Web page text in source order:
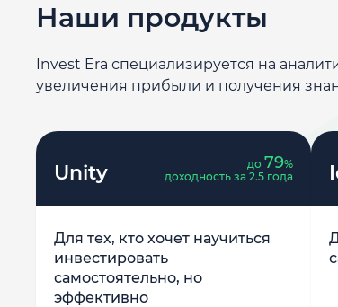
Наши продукты
Invest Era специализируется на
увеличения прибыли и получения
Unity до79%
доходность за 2.5 года
Для тех, кто хочет научиться
инвестировать
самостоятельно, но
эффективно